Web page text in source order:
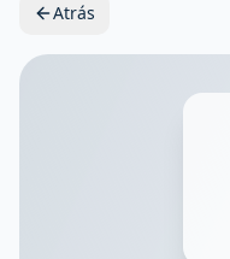
Atrás